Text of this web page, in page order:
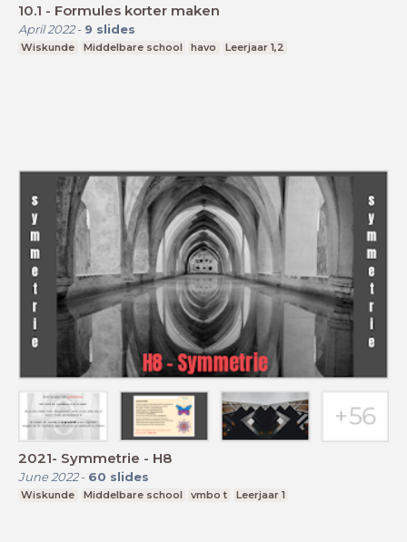
10.1 - Formules korter maken
April 2022- 9 slides
Wiskunde Middelbare school havo Leerjaar 1,2
2021- Symmetrie - H8
June 2022- 60 slides
Wiskunde Middelbare school vmbo t Leerjaar 1